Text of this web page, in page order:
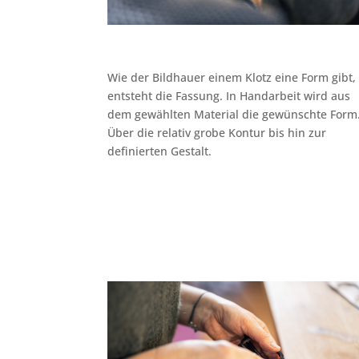
Wie der Bildhauer einem Klotz eine Form gibt,
entsteht die Fassung. In Handarbeit wird aus
dem gewählten Material die gewünschte
Über die relativ grobe Kontur bis hin zur
definierten Gestalt.